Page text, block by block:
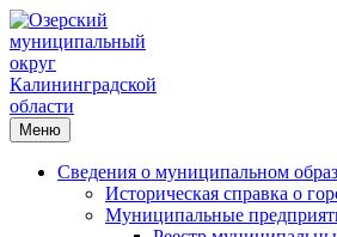
Меню
Сведения о муниципальном
Историческая справка о
Муниципальные